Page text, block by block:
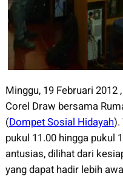
Minggu, 19 Februari
Corel Draw bersama
(Dompet Sosial Hidayah).
pukul 11.00 hingga pukul
antusias, dilihat dari
yang dapat hadir lebih